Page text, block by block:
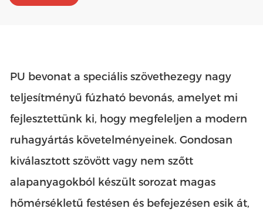
PU bevonat a speciális szövethezegy nagy
teljesítményű fúzható bevonás, amelyet mi
fejlesztettünk ki, hogy megfeleljen a modern
ruhagyártás követelményeinek. Gondosan
kiválasztott szövött vagy nem szőtt
alapanyagokból készült sorozat magas
hőmérsékletű festésen és befejezésen esik át,